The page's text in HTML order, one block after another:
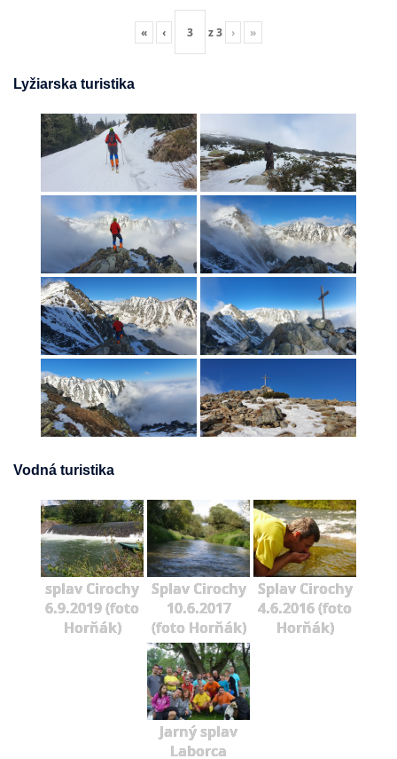
« ‹ z3 › »
Lyžiarska turistika
Vodná turistika
splav Cirochy
6.9.2019 (foto
Horňák)
Splav Cirochy
10.6.2017
(foto Horňák)
Splav Cirochy
4.6.2016 (foto
Horňák)
Jarný splav
Laborca